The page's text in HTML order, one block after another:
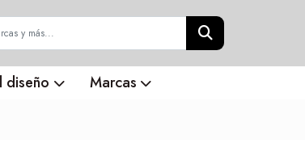
diseño Marcas